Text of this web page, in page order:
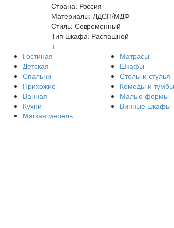
Страна: Россия
Материалы: ЛДСП/МДФ
Стиль: Современный
Тип шкафа: Распашной
+
Гостиная
Детская
Спальни
Прихожие
Ванная
Кухни
Мягкая мебель
Матрасы
Шкафы
Столы и стулья
Комоды и тумбы
Малые формы
Винные шкафы